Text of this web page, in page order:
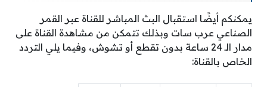
يمكنكم أيضًا استقبال البث المباشر للقناة عبر القمر
الصناعي عرب سات وبذلك تتمكن من مشاهدة القناة على
مدار الـ 24 ساعة بدون تقطع أو تشوش، وفيما يلي التردد
الخاص بالقناة: